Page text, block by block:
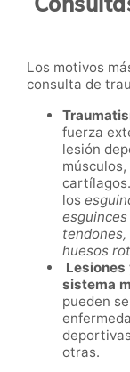
Los motivos
consulta de
fuerza
lesión
los
huesos
sistema
pueden
otras.